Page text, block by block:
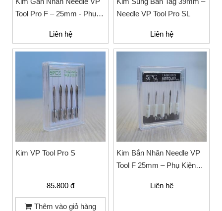
Tool Pro F – 25mm - Phụ
Liên hệ
Needle VP Tool Pro SL
Liên hệ
Kim VP Tool Pro S
85.800 đ
Thêm vào giỏ hàng
Kim Bắn Nhãn Needle VP
Tool F 25mm – Phụ Kiện
Liên hệ